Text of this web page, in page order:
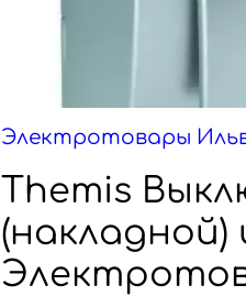
Электротовары
Themis
(накладной)